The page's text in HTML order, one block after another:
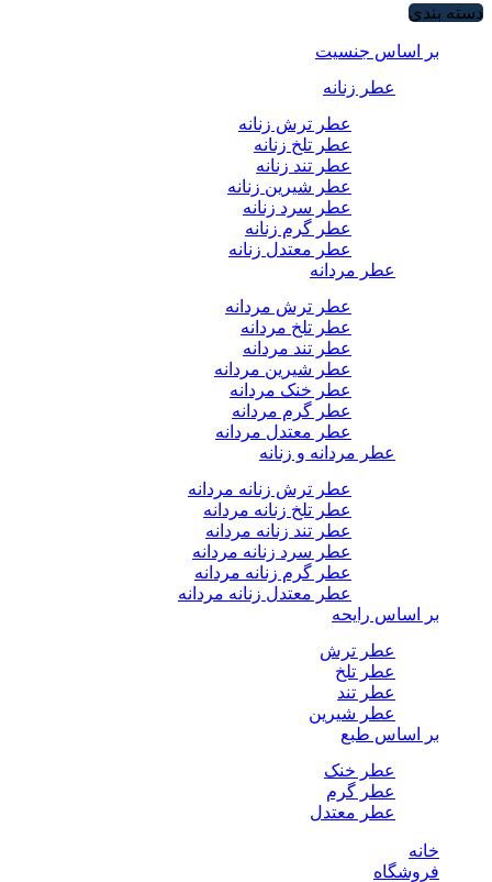
دسته بندی
بر اساس جنسیت
عطر زنانه
عطر ترش زنانه
عطر تلخ زنانه
عطر تند زنانه
عطر شیرین زنانه
عطر سرد زنانه
عطر گرم زنانه
عطر معتدل زنانه
عطر مردانه
عطر ترش مردانه
عطر تلخ مردانه
عطر تند مردانه
عطر شیرین مردانه
عطر خنک مردانه
عطر گرم مردانه
عطر معتدل مردانه
عطر مردانه و زنانه
عطر ترش زنانه مردانه
عطر تلخ زنانه مردانه
عطر تند زنانه مردانه
عطر سرد زنانه مردانه
عطر گرم زنانه مردانه
عطر معتدل زنانه مردانه
بر اساس رایحه
عطر ترش
عطر تلخ
عطر تند
عطر شیرین
بر اساس طبع
عطر خنک
عطر گرم
عطر معتدل
خانه
فروشگاه